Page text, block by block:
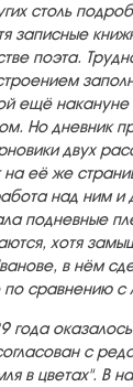
столь
записные
поэта.
ещё
Но дневник
двух
на её же
над ним и
подневные
хотя
в нём
по сравнению с
года
с
в цветах". В